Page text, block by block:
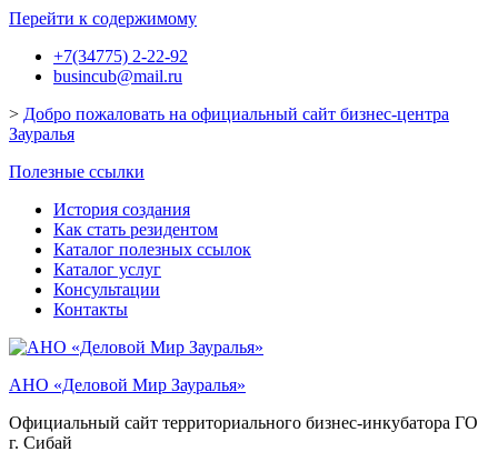
Перейти к содержимому
+7(34775) 2-22-92
busincub@mail.ru
> Добро пожаловать на официальный сайт бизнес-центра
Зауралья
Полезные ссылки
История создания
Как стать резидентом
Каталог полезных ссылок
Каталог услуг
Консультации
Контакты
АНО «Деловой Мир Зауралья»
Официальный сайт территориального бизнес-инкубатора ГО
г. Сибай